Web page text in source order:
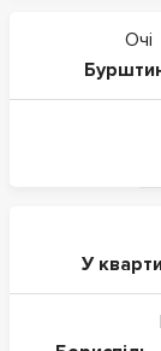
Очі
У